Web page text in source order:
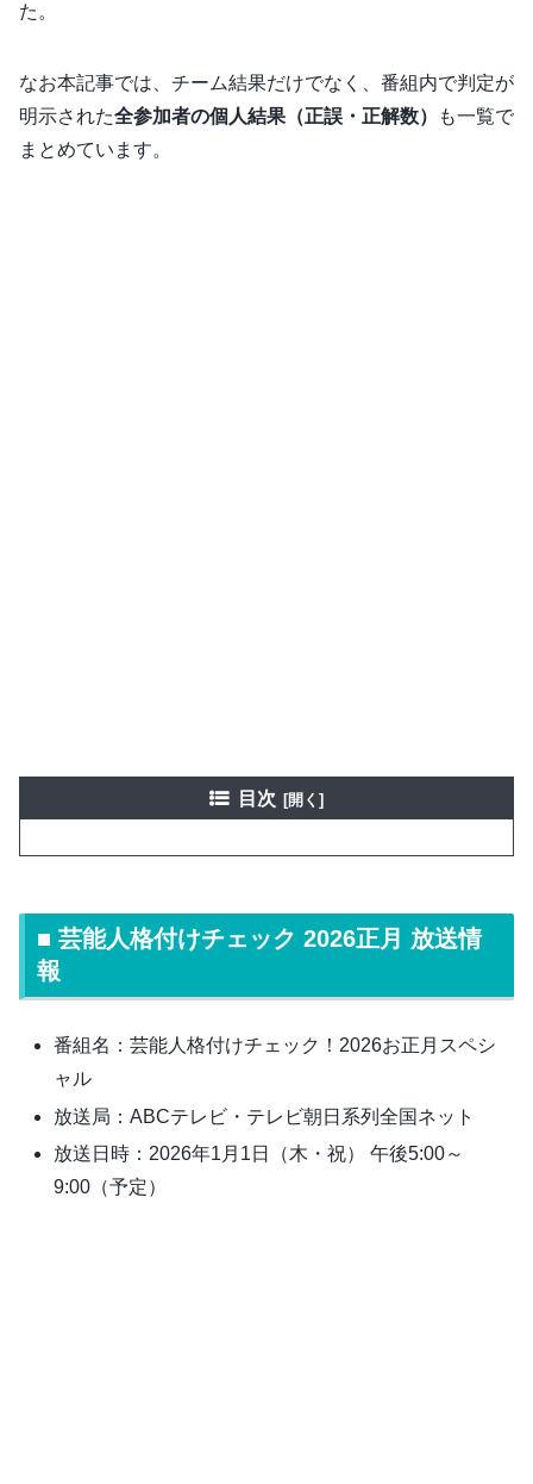
た。
なお本記事では、チーム結果だけでなく、番組内で判定が
明示された全参加者の個人結果（正誤・正解数）
も一覧で
まとめています。
目次
■ 芸能人格付けチェック 2026正月 放送情
報
番組名：芸能人格付けチェック！2026お正月スペシ
ャル
放送局：ABCテレビ・テレビ朝日系列全国ネット
放送日時：2026年1月1日（木・祝） 午後5:00～
9:00（予定）